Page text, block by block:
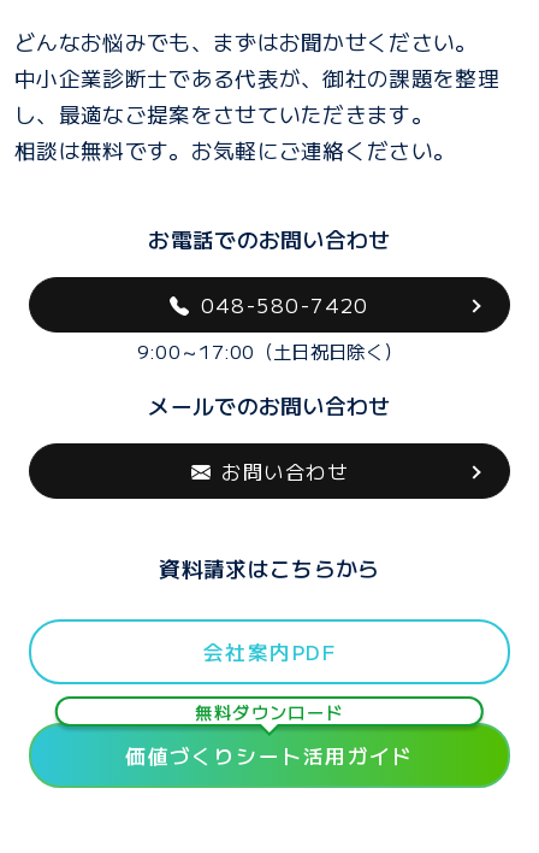
どんなお悩みでも、まずはお聞かせください。
中小企業診断士である代表が、御社の課題を整理
し、最適なご提案をさせていただきます。
相談は無料です。お気軽にご連絡ください。
お電話でのお問い合わせ
048-580-7420
9:00～17:00（土日祝日除く）
メールでのお問い合わせ
お問い合わせ
資料請求はこちらから
会社案内PDF
無料ダウンロード
価値づくりシート活用ガイド